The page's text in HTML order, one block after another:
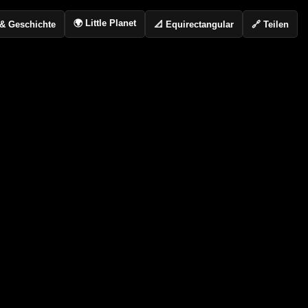
Geschichte 🌍 Little Planet 📐 Equirectangular 🔗 Teilen